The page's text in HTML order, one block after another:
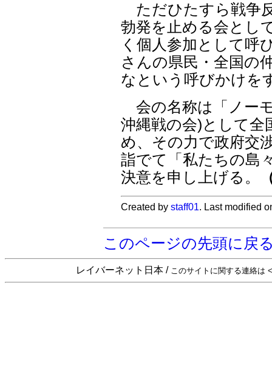
ただひたすら戦争
勃発を止める会とし
く個人参加として呼
さんの県民・全国の
なという呼びかけを
会の名称は「ノー
沖縄戦の会)として全
め、その力で政府交
詣でて「私たちの島
決意を申し上げる。
Created bystaff01. Last modified
このページの先頭に戻
レイバーネット日本 / このサイトに関する連絡は